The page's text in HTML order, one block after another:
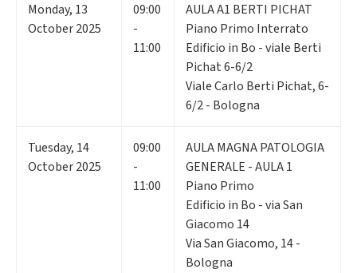
Monday, 13
October 2025
09:00
-
11:00
AULA A1 BERTI PICHAT
Piano Primo Interrato
Edificio in Bo - viale Berti
Pichat 6-6/2
Viale Carlo Berti Pichat, 6-
6/2 - Bologna
Tuesday, 14
October 2025
09:00
-
11:00
AULA MAGNA PATOLOGIA
GENERALE - AULA 1
Piano Primo
Edificio in Bo - via San
Giacomo 14
Via San Giacomo, 14 -
Bologna